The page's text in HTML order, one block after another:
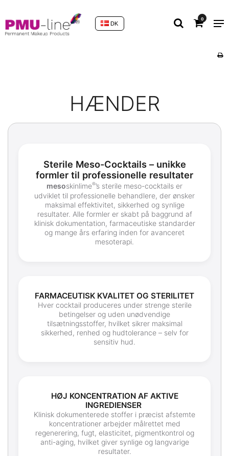
0
DK
HÆNDER
Sterile Meso-Cocktails – unikke
formler til professionelle resultater
mesoskinlime®’s sterile meso-cocktails er
udviklet til professionelle behandlere, der ønsker
maksimal effektivitet, sikkerhed og synlige
resultater. Alle formler er skabt på baggrund af
klinisk dokumentation, farmaceutiske standarder
og mange års erfaring inden for avanceret
mesoterapi.
FARMACEUTISK KVALITET OG STERILITET
Hver cocktail produceres under strenge sterile
betingelser og uden unødvendige
tilsætningsstoffer, hvilket sikrer maksimal
sikkerhed, renhed og hudtolerance – selv for
sensitiv hud.
HØJ KONCENTRATION AF AKTIVE
INGREDIENSER
Klinisk dokumenterede stoffer i præcist afstemte
koncentrationer arbejder målrettet med
regenerering, fugt, elasticitet, pigmentkontrol og
anti-aging, hvilket giver synlige og langvarige
resultater.